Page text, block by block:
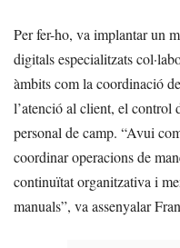
Per fer-ho, va implantar un
digitals especialitzats
àmbits com la coordinació
l’atenció al client, el control
personal de camp. “Avui
coordinar operacions de
continuïtat organitzativa i
manuals”, va assenyalar